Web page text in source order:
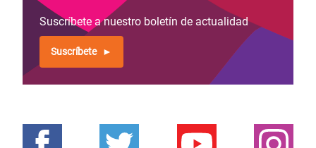
Suscríbete a nuestro boletín de actualidad
Suscríbete